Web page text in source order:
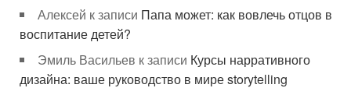
Алексей к записи Папа может: как вовлечь отцов в
воспитание детей?
Эмиль Васильев к записи Курсы нарративного
дизайна: ваше руководство в мире storytelling